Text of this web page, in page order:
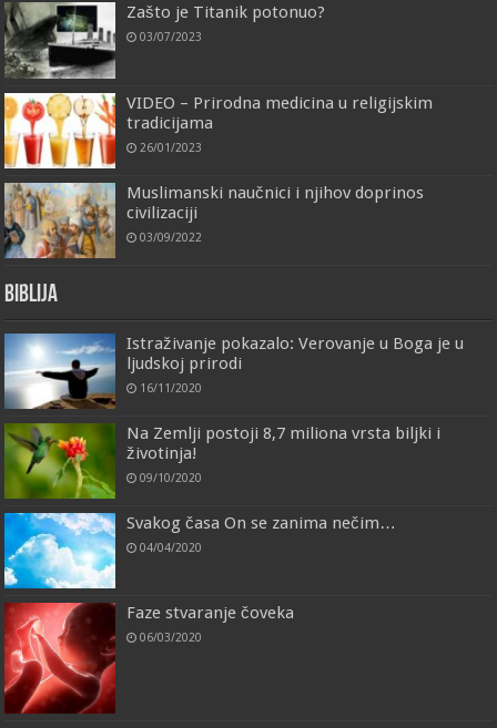
Zašto je Titanik potonuo?
03/07/2023
VIDEO – Prirodna medicina u religijskim
tradicijama
26/01/2023
Muslimanski naučnici i njihov doprinos
civilizaciji
03/09/2022
Biblija
Istraživanje pokazalo: Verovanje u Boga je u
ljudskoj prirodi
16/11/2020
Na Zemlji postoji 8,7 miliona vrsta biljki i
životinja!
09/10/2020
Svakog časa On se zanima nečim…
04/04/2020
Faze stvaranje čoveka
06/03/2020